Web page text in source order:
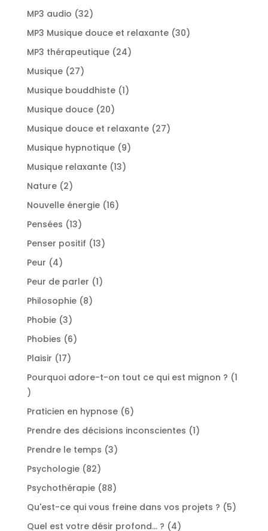
produits
MP3 audio 3232
produits
MP3 Musique douce et relaxante 3030
MP3 thérapeutique 2424
Musique 2727
produits
Musique bouddhiste 11
Musique douce 2020
produits
Musique douce et relaxante 2727
Musique hypnotique 99
Musique relaxante 1313
Nature 22
produits
Nouvelle énergie 1616
Pensées 1313
produits
Penser positif 1313
Peur 44
produits
Peur de parler 11
Philosophie 88
Phobie 33
produits
Phobies 66
Plaisir 1717
produits
Pourquoi adore-t-on tout ce qui est mignon ? 1
1
produit
Praticien en hypnose 66
produits
Prendre des décisions inconscientes 11
Prendre le temps 33
Psychologie 8282
produits
Psychothérapie 8888
produits
Qu'est-ce qui vous freine dans vos projets ? 55
Quel est votre désir profond... ? 44